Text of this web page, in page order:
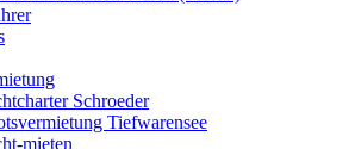
Schroeder
Tiefwarensee
mieten